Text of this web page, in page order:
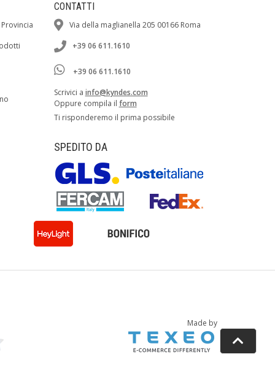
CONTATTI
Via della maglianella 205 00166 Roma
+39 06 611.1610
+39 06 611.1610
Scrivici a info@kyndes.com
Oppure compila il form
Ti risponderemo il prima possibile
SPEDITO DA
Made by